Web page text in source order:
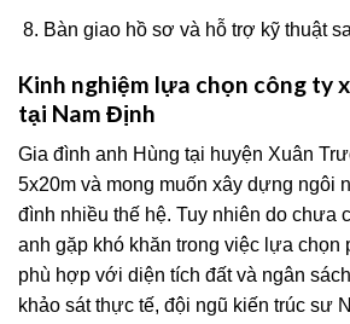
Bàn giao hồ sơ và hỗ trợ kỹ thuật
Kinh nghiệm lựa chọn công ty
tại Nam Định
Gia đình anh Hùng tại huyện Xuân
5x20m và mong muốn xây dựng ngôi
đình nhiều thế hệ. Tuy nhiên do chưa
anh gặp khó khăn trong việc lựa chọn
phù hợp với diện tích đất và ngân
khảo sát thực tế, đội ngũ kiến trúc sư